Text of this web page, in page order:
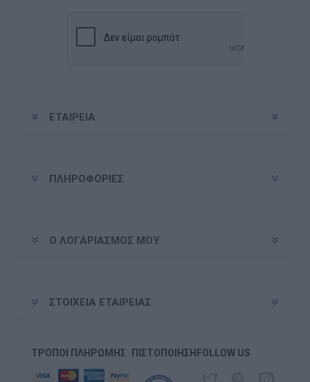
ΕΤΑΙΡΕΊΑ
ΠΛΗΡΟΦΟΡΊΕΣ
Ο ΛΟΓΑΡΙΑΣΜΌΣ ΜΟΥ
ΣΤΟΙΧΕΊΑ ΕΤΑΙΡΕΊΑΣ
ΤΡΌΠΟΙ ΠΛΗΡΩΜΉΣ ΠΙΣΤΟΠΟΊΗΣΗ FOLLOW US